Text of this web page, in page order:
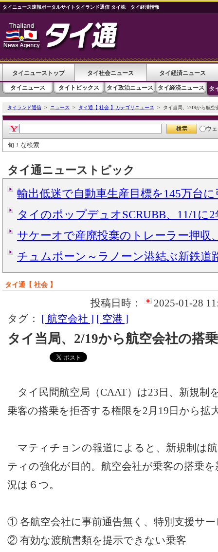
タイニュース速報ポータルサイトタイランド通信 タイ株 タイ経済情報
タイニューストップ タイ社会ニュース タイ経済ニュース
タイニュース タイトピックス タイ政治ニュース タイ経済ニュース タ
タイランド通信 > ニュース > タイ通【 社会 】カテゴリニュース > タイ当局、2/19から航空
ウ
旬！な検索
タイ通ニューストピック
輸出低迷で自動車生産目標を145万台
タイのポップデュオSCRUBB、11/1に
サケーオで産廃投棄のトレーラー押収
チュムポーン～ラノーン港結ぶ新鉄道
タイ通【 社会 】
投稿日時：
2025-01-28
タグ： [ 航空会社 ] [ 空港 ]
タイ当局、2/19から航空会社の搭
タイ民間航空局（CAAT）は23日、新規制
乗客の搭乗を拒否する権限を2月19日から拡
マティチョンの報道によると、新規制は
ティの強化が目的。航空会社が乗客の搭乗
況は６つ。
① 各航空会社に事前通告無く、特別支援サ
② 有効な渡航書類を提示できない乗客